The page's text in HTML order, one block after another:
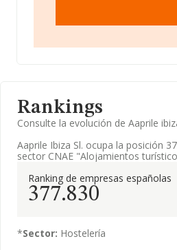
Rankings
Consulte la evolución de Aaprile
Aaprile Ibiza Sl. ocupa la posición
sector CNAE "Alojamientos
Ranking de empresas españolas
377.830
*Sector: Hostelería